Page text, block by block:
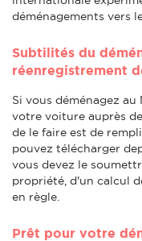
déménagements vers
Subtilités du
réenregistrement
Si vous déménagez
votre voiture auprès
de le faire est de
pouvez télécharger
vous devez le
propriété, d'un calcul
en règle.
Prêt pour votre